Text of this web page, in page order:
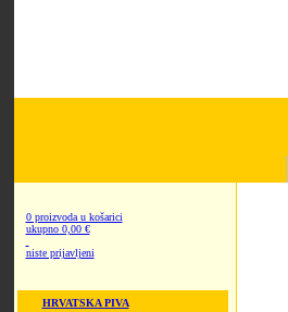
0 proizvoda u košarici
ukupno 0,00 €
niste prijavljeni
HRVATSKA PIVA